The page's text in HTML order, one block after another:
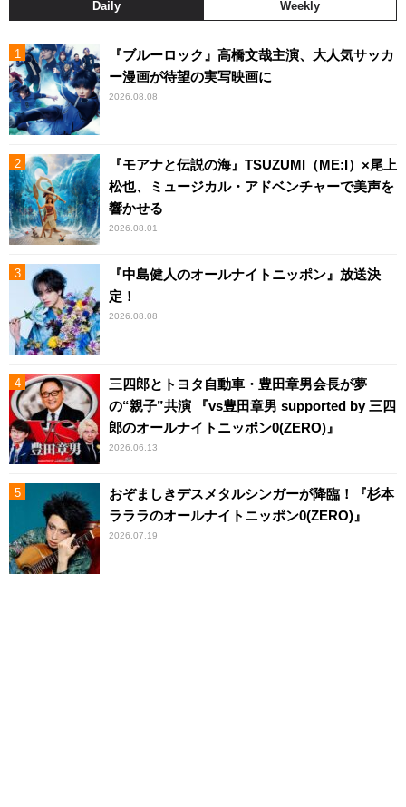
Daily Weekly
『ブルーロック』高橋文哉主演、大人気サッカ
ー漫画が待望の実写映画に
2026.08.08
『モアナと伝説の海』TSUZUMI（ME:I）×尾上
松也、ミュージカル・アドベンチャーで美声を
響かせる
2026.08.01
『中島健人のオールナイトニッポン』放送決
定！
2026.08.08
三四郎とトヨタ自動車・豊田章男会長が夢
の“親子”共演 『vs豊田章男 supported by 三四
郎のオールナイトニッポン0(ZERO)』
2026.06.13
おぞましきデスメタルシンガーが降臨！『杉本
ラララのオールナイトニッポン0(ZERO)』
2026.07.19